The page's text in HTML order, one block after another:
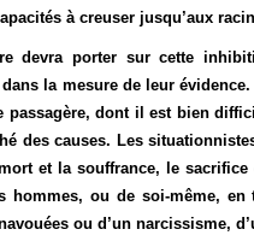
à creuser jusqu’aux
devra porter sur cette
la mesure de leur
passagère, dont il est bien
des causes. Les
et la souffrance, le
hommes, ou de soi-même,
ou d’un narcissisme,